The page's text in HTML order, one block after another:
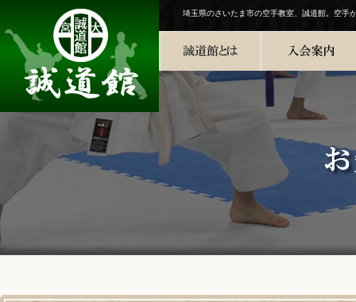
埼玉県のさいたま市の空手教室、誠道館。空手